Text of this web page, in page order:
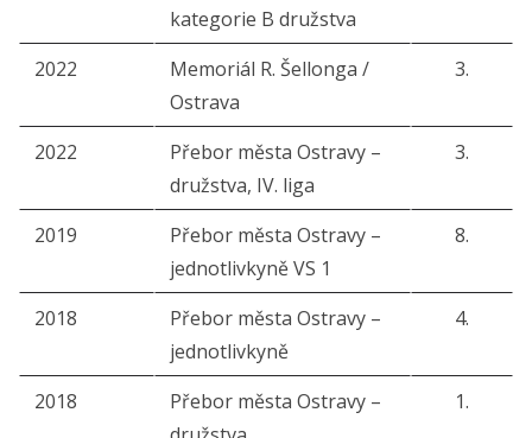
kategorie B družstva
2022
Memoriál R. Šellonga /
Ostrava
3.
2022
Přebor města Ostravy –
družstva, IV. liga
3.
2019
Přebor města Ostravy –
jednotlivkyně VS 1
8.
2018
Přebor města Ostravy –
jednotlivkyně
4.
2018
Přebor města Ostravy –
1.